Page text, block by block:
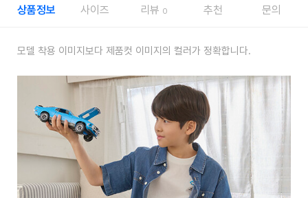
상품정보 사이즈 리뷰 0 추천 문의
모델 착용 이미지보다 제품컷 이미지의 컬러가 정확합니다.